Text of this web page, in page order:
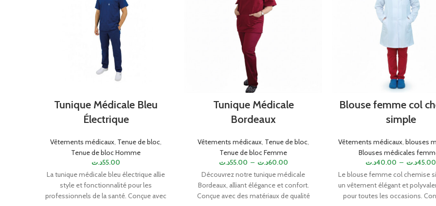
Tunique Médicale Bleu
Électrique
Vêtements médicaux, Tenue de bloc,
Tenue de bloc Homme
55.00د.ت
La tunique médicale bleu électrique allie
style et fonctionnalité pour les
professionnels de la santé. Conçue avec
Tunique Médicale
Bordeaux
Vêtements médicaux, Tenue de bloc,
Tenue de bloc Femme
55.00د.ت – 60.00د.ت
Découvrez notre tunique médicale
Bordeaux, alliant élégance et confort.
Conçue avec des matériaux de qualité
Blouse femme col
simple
Vêtements médicaux, blouses
Blouses médicales
40.00د.ت – 45.00د.ت
Le blouse femme col chemise
un vêtement élégant et
pour toutes les occasions.